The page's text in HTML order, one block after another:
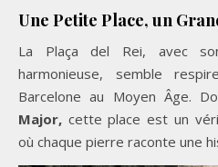
Une Petite Place, un
La Plaça del Rei, avec
harmonieuse, semble
Barcelone au Moyen Âge.
Major, cette place est un
où chaque pierre raconte une